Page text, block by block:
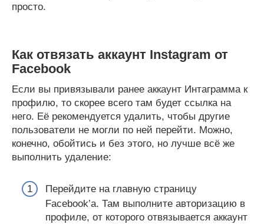
просто.
Как отвязать аккаунт Instagram от
Facebook
Если вы привязывали ранее аккаунт Интаграмма к
профилю, то скорее всего там будет ссылка на
него. Её рекомендуется удалить, чтобы другие
пользователи не могли по ней перейти. Можно,
конечно, обойтись и без этого, но лучше всё же
выполнить удаление:
Перейдите на главную страницу
Facebook’а. Там выполните авторизацию в
профиле, от которого отвязывается аккаунт